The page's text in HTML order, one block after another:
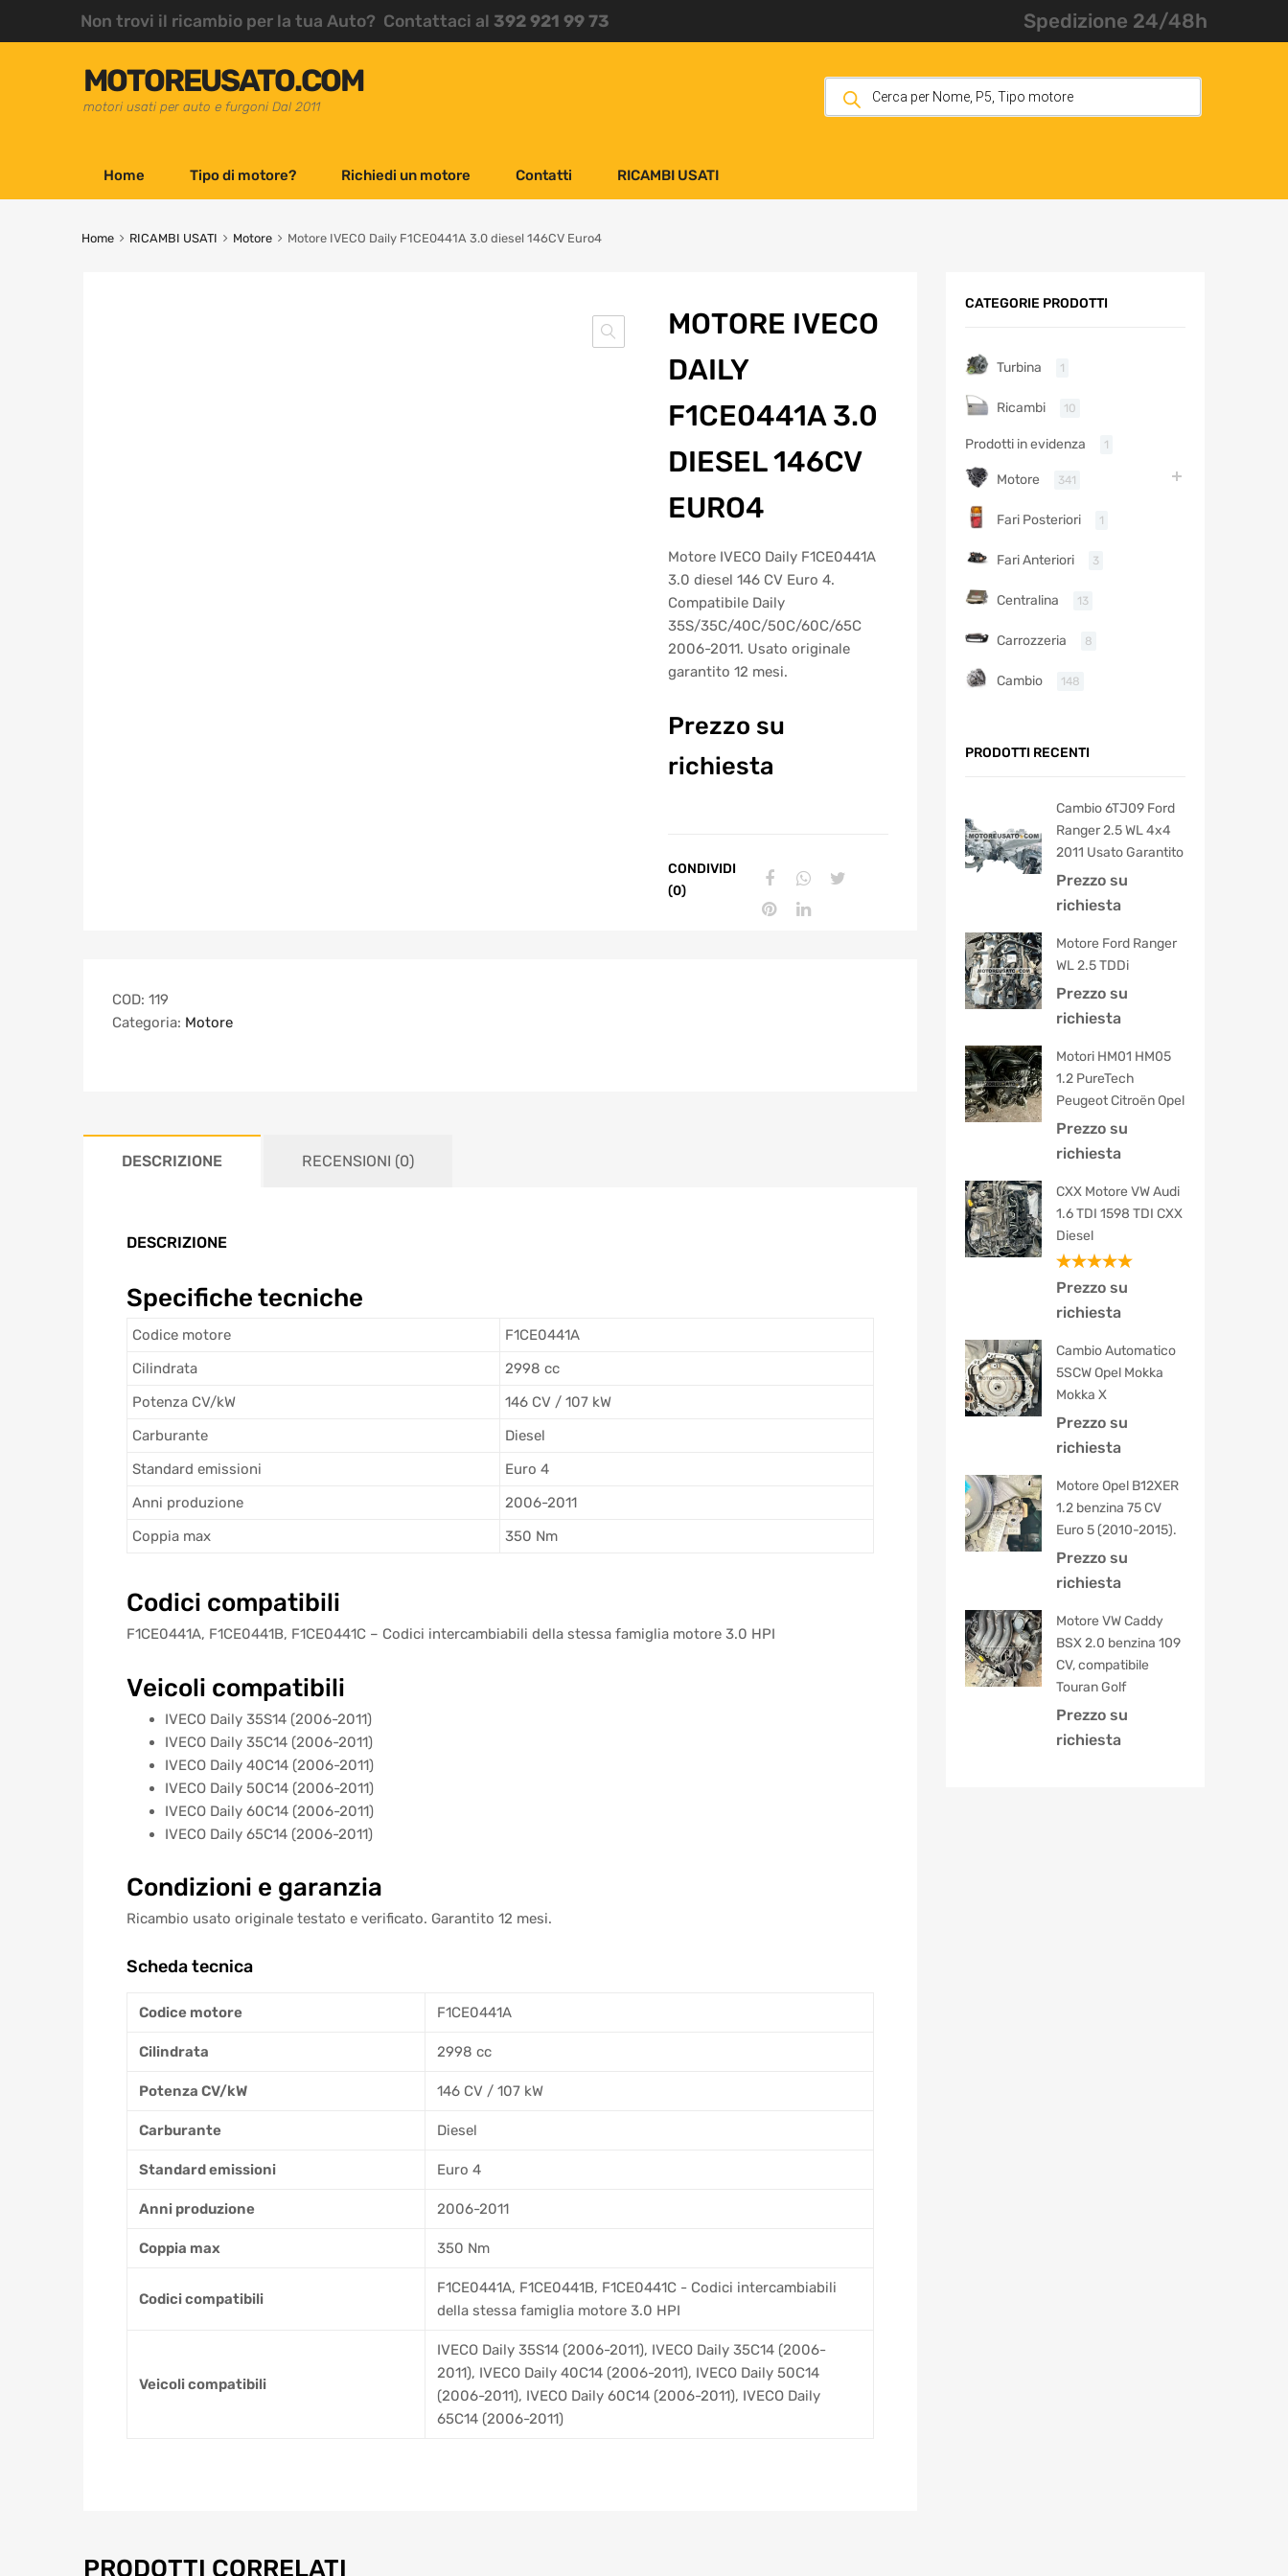
Non trovi il ricambio per la tua Auto? Contattaci al 392 921 99 73 Spedizione 24/48h
MOTOREUSATO.COM
motori usati per auto e furgoni Dal 2011
Home Tipo di motore? Richiedi un motore Contatti RICAMBI USATI
Home RICAMBI USATI Motore Motore IVECO Daily F1CE0441A 3.0 diesel 146CV Euro4
MOTORE IVECO
DAILY
F1CE0441A 3.0
DIESEL 146CV
EURO4
Motore IVECO Daily F1CE0441A
3.0 diesel 146 CV Euro 4.
Compatibile Daily
35S/35C/40C/50C/60C/65C
2006-2011. Usato originale
garantito 12 mesi.
Prezzo su
richiesta
CONDIVIDI
(0)
COD: 119
Categoria: Motore
DESCRIZIONE RECENSIONI (0)
DESCRIZIONE
Specifiche tecniche
Codice motore
F1CE0441A
Cilindrata
2998 cc
Potenza CV/kW
146 CV / 107 kW
Carburante
Diesel
Standard emissioni
Euro 4
Anni produzione
2006-2011
Coppia max
350 Nm
Codici compatibili
F1CE0441A, F1CE0441B, F1CE0441C – Codici intercambiabili della stessa famiglia motore 3.0 HPI
Veicoli compatibili
IVECO Daily 35S14 (2006-2011)
IVECO Daily 35C14 (2006-2011)
IVECO Daily 40C14 (2006-2011)
IVECO Daily 50C14 (2006-2011)
IVECO Daily 60C14 (2006-2011)
IVECO Daily 65C14 (2006-2011)
Condizioni e garanzia
Ricambio usato originale testato e verificato. Garantito 12 mesi.
Scheda tecnica
Codice motore F1CE0441A
Cilindrata 2998 cc
Potenza CV/kW 146 CV / 107 kW
Carburante Diesel
Standard emissioni Euro 4
Anni produzione 2006-2011
Coppia max 350 Nm
Codici compatibili
F1CE0441A, F1CE0441B, F1CE0441C - Codici intercambiabili
della stessa famiglia motore 3.0 HPI
Veicoli compatibili
IVECO Daily 35S14 (2006-2011), IVECO Daily 35C14 (2006-
2011), IVECO Daily 40C14 (2006-2011), IVECO Daily 50C14
(2006-2011), IVECO Daily 60C14 (2006-2011), IVECO Daily
65C14 (2006-2011)
PRODOTTI CORRELATI
CATEGORIE PRODOTTI
Turbina 1
Ricambi 10
Prodotti in evidenza 1
Motore 341
Fari Posteriori 1
Fari Anteriori 3
Centralina 13
Carrozzeria 8
Cambio 148
PRODOTTI RECENTI
Cambio 6TJ09 Ford
Ranger 2.5 WL 4x4
2011 Usato Garantito
Prezzo su
richiesta
Motore Ford Ranger
WL 2.5 TDDi
Prezzo su
richiesta
Motori HM01 HM05
1.2 PureTech
Peugeot Citroën Opel
Prezzo su
richiesta
CXX Motore VW Audi
1.6 TDI 1598 TDI CXX
Diesel
Valutato
Prezzo su
richiesta
Cambio Automatico
5SCW Opel Mokka
Mokka X
Prezzo su
richiesta
Motore Opel B12XER
1.2 benzina 75 CV
Euro 5 (2010-2015).
Prezzo su
richiesta
Motore VW Caddy
BSX 2.0 benzina 109
CV, compatibile
Touran Golf
Prezzo su
richiesta